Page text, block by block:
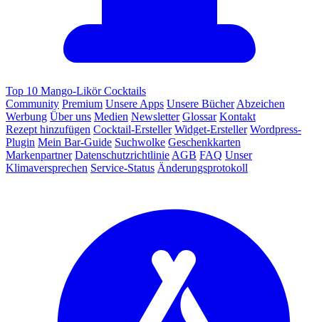
Top 10 Mango-Likör Cocktails
Community Premium Unsere Apps Unsere Bücher Abzeichen
Werbung Über uns Medien Newsletter Glossar Kontakt
Rezept hinzufügen Cocktail-Ersteller Widget-Ersteller Wordpress-
Plugin Mein Bar-Guide Suchwolke Geschenkkarten
Markenpartner Datenschutzrichtlinie AGB FAQ Unser
Klimaversprechen Service-Status Änderungsprotokoll